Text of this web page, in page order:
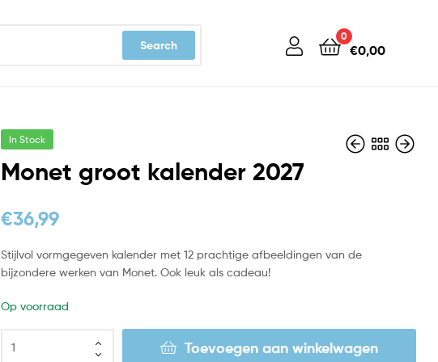
Search
0
€0,00
In Stock
Monet groot kalender 2027
€36,99
Stijlvol vormgegeven kalender met 12 prachtige afbeeldingen van de
bijzondere werken van Monet. Ook leuk als cadeau!
Op voorraad
Toevoegen aan winkelwagen